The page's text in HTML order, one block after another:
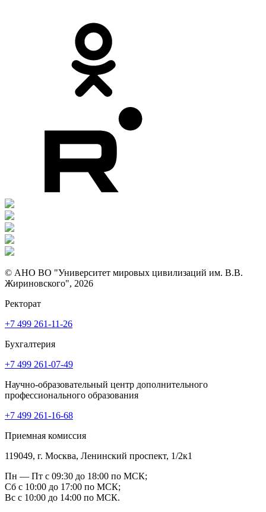
© АНО ВО "Университет мировых цивилизаций им. В.В.
Жириновского", 2026
Ректорат
+7 499 261-11-26
Бухгалтерия
+7 499 261-07-49
Научно-образовательный центр дополнительного
профессионального образования
+7 499 261-16-68
Приемная комиссия
119049, г. Москва, Ленинский проспект, 1/2к1
Пн — Пт с 09:30 до 18:00 по МСК;
Сб с 10:00 до 17:00 по МСК;
Вс с 10:00 до 14:00 по МСК.